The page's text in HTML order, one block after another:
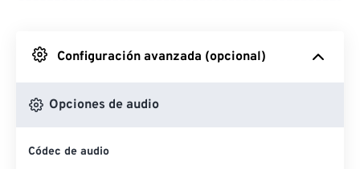
Desde Google Drive
Desde OneDrive
Desde URL
Configuración avanzada (opcional)
Opciones de audio
Códec de audio